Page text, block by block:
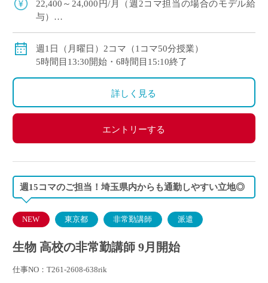
22,400～24,000円/月（週2コマ担当の場合のモデル給
与）
◇ご経験年数により決定
◇交通費全額支給
週1日（月曜日）2コマ（1コマ50分授業）
5時間目13:30開始・6時間目15:10終了
詳しく見る
エントリーする
週15コマのご担当！埼玉県内からも通勤しやすい立地◎
NEW 東京都 非常勤講師 派遣
生物 高校の非常勤講師 9月開始
仕事NO：T261-2608-638rik